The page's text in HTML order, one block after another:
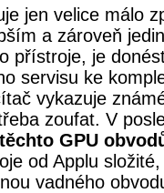
jen velice málo
a zároveň
přístroje, je
servisu ke
vykazuje
zoufat. V
GPU
od Applu
vadného